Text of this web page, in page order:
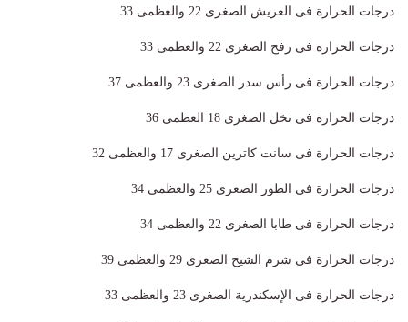
درجات الحرارة فى العريش الصغرى 22 والعظمى 33
درجات الحرارة فى رفح الصغرى 22 والعظمى 33
درجات الحرارة فى رأس سدر الصغرى 23 والعظمى 37
درجات الحرارة فى نخل الصغرى 18 العظمى 36
درجات الحرارة فى سانت كاترين الصغرى 17 والعظمى 32
درجات الحرارة فى الطور الصغرى 25 والعظمى 34
درجات الحرارة فى طابا الصغرى 22 والعظمى 34
درجات الحرارة فى شرم الشيخ الصغرى 29 والعظمى 39
درجات الحرارة فى الإسكندرية الصغرى 23 والعظمى 33